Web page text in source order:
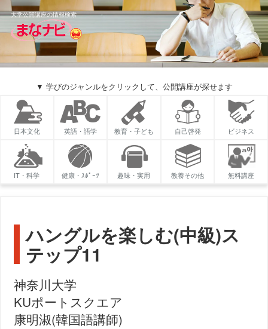
大学公開講座の情報検索
▼ 学びのジャンルをクリックして、公開講座が探せます
日本文化 英語・語学 教育・子ども 自己啓発 ビジネス
IT・科学 健康・ｽﾎﾟｰﾂ 趣味・実用 教養その他 無料講座
ハングルを楽しむ(中級)ス
テップ11
神奈川大学
KUポートスクエア
康明淑(韓国語講師)